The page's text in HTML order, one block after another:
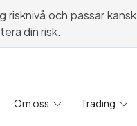
risknivå och passar
din risk.
Om oss Trading